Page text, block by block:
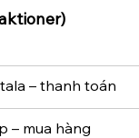
– thanh toán
– mua hàng